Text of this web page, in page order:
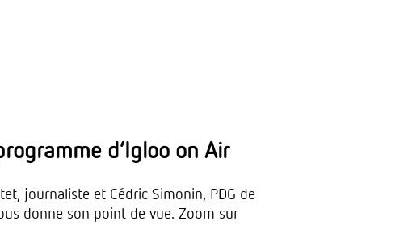
d’Igloo on Air
journaliste et Cédric Simonin, PDG de
donne son point de vue. Zoom sur